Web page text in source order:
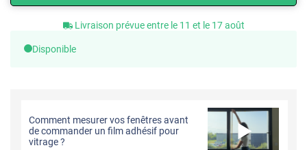
Livraison prévue entre le 11 et le 17 août
Disponible
Comment mesurer vos fenêtres avant
de commander un film adhésif pour
vitrage ?